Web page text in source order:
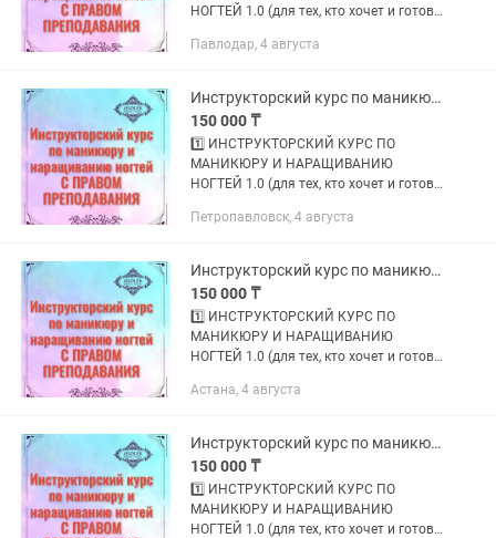
НОГТЕЙ 1.0 (для тех, кто хочет и готов
ИНСТРУКТОРСКИЙ КУРС ПО
НОГТЕЙ 2.0 (для тех, кто хочет и
готов...
Павлодар, 4 августа
Инструкторский курс по маникюру и наращиванию ногтей С ПРАВОМ ПРЕПОДАВАНИЯ
150 000 ₸
1️⃣ ИНСТРУКТОРСКИЙ КУРС ПО
МАНИКЮРУ И НАРАЩИВАНИЮ
НОГТЕЙ 1.0 (для тех, кто хочет и готов
ИНСТРУКТОРСКИЙ КУРС ПО
НОГТЕЙ 2.0 (для тех, кто хочет и
готов...
Петропавловск, 4 августа
Инструкторский курс по маникюру и наращиванию ногтей
150 000 ₸
1️⃣ ИНСТРУКТОРСКИЙ КУРС ПО
МАНИКЮРУ И НАРАЩИВАНИЮ
НОГТЕЙ 1.0 (для тех, кто хочет и готов
ИНСТРУКТОРСКИЙ КУРС ПО
НОГТЕЙ 2.0 (для тех, кто хочет и
готов...
Астана, 4 августа
Инструкторский курс по маникюру и наращиванию ногтей С ПРАВОМ ПРЕПОДАВАНИЯ
150 000 ₸
1️⃣ ИНСТРУКТОРСКИЙ КУРС ПО
МАНИКЮРУ И НАРАЩИВАНИЮ
НОГТЕЙ 1.0 (для тех, кто хочет и готов